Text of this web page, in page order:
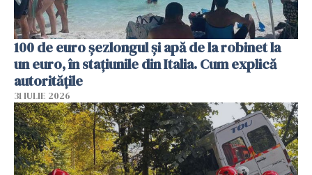
100 de euro șezlongul și apă de la robinet la
un euro, în stațiunile din Italia. Cum explică
autoritățile
31 IULIE 2026